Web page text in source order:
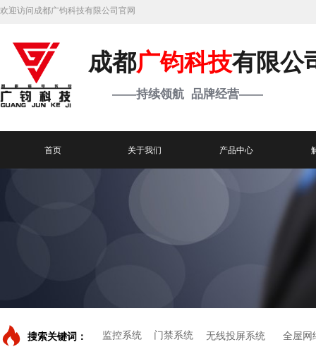
欢迎访问成都广钧科技有限公司官网
成都广钧科技有限公
——持续领航 品牌经营——
首页 关于我们 产品中心
监控系统 门禁系统 全屋网
无线投屏系统
搜索关键词：